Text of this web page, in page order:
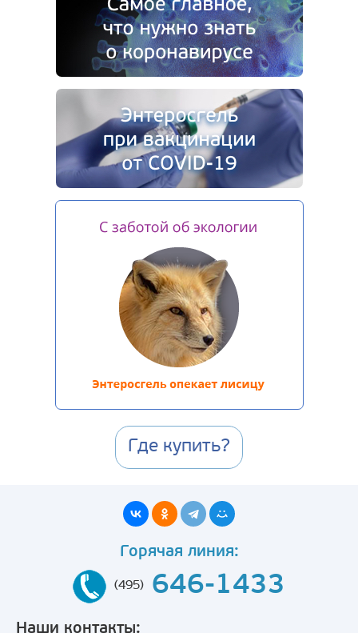
Где купить?
Горячая линия:
(495) 646-1433
Наши контакты: